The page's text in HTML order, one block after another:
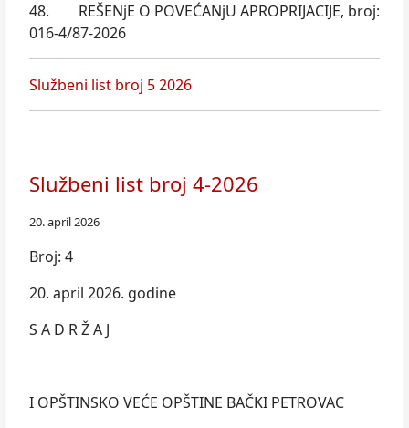
48. REŠENjE O POVEĆANjU APROPRIJACIJE, broj:
016-4/87-2026
Službeni list broj 5 2026
Službeni list broj 4-2026
20. apríl 2026
Broj: 4
20. april 2026. godine
S A D R Ž A J
I OPŠTINSKO VEĆE OPŠTINE BAČKI PETROVAC